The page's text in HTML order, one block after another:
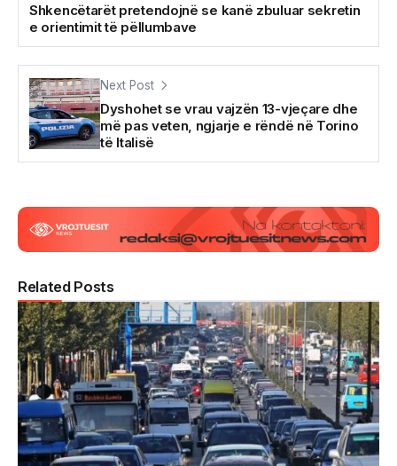
Shkencëtarët pretendojnë se kanë zbuluar sekretin
e orientimit të pëllumbave
Next Post
Dyshohet se vrau vajzën 13-vjeçare dhe
më pas veten, ngjarje e rëndë në Torino
të Italisë
Related Posts